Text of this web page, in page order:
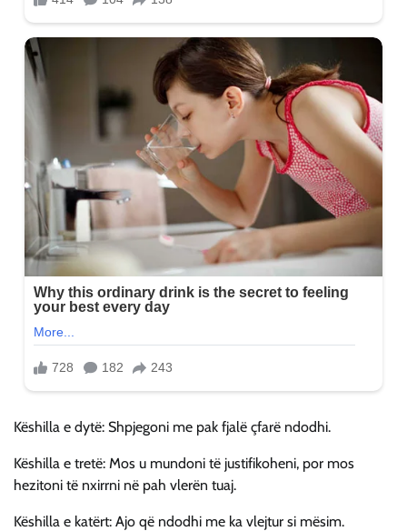
Këshilla e dytë: Shpjegoni me pak fjalë çfarë ndodhi.
Këshilla e tretë: Mos u mundoni të justifikoheni, por mos
hezitoni të nxirrni në pah vlerën tuaj.
Këshilla e katërt: Ajo që ndodhi me ka vlejtur si mësim.